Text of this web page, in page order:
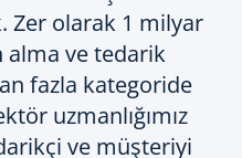
Zer olarak 1 milyar
alma ve tedarik
fazla kategoride
uzmanlığımız
ve müşteriyi